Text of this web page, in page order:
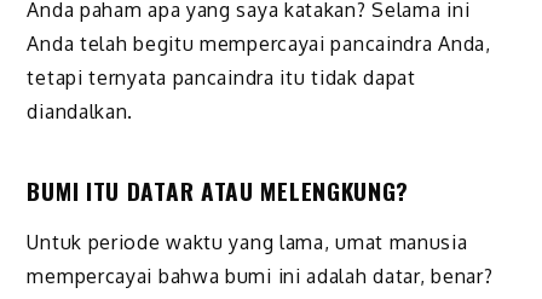
Anda paham apa yang saya katakan? Selama ini
Anda telah begitu mempercayai pancaindra Anda,
tetapi ternyata pancaindra itu tidak dapat
diandalkan.
BUMI ITU DATAR ATAU MELENGKUNG?
Untuk periode waktu yang lama, umat manusia
mempercayai bahwa bumi ini adalah datar, benar?